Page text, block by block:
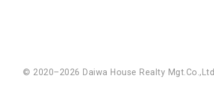
© 2020–2026 Daiwa House Realty Mgt.Co.,Ltd.